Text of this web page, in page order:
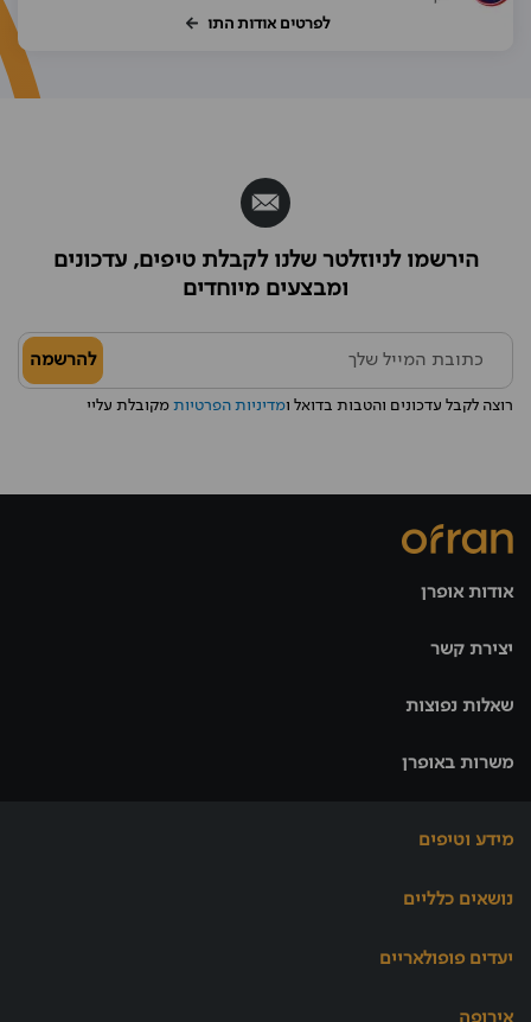
לפרטים אודות התו
הירשמו לניוזלטר שלנו לקבלת טיפים, עדכונים
ומבצעים מיוחדים
רוצה לקבל עדכונים והטבות בדואל ומדיניות הפרטיות מקובלת עליי
להרשמה
אודות אופרן
יצירת קשר
שאלות נפוצות
משרות באופרן
מידע וטיפים
נושאים כלליים
יעדים פופולאריים